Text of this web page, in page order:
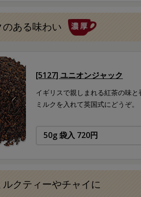
ある味わい
[5127] ユニオンジャック
イギリスで親しまれる紅茶の味
ミルクを入れて英国式にどうぞ。
クティーやチャイに